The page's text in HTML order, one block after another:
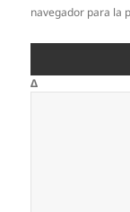
navegador para la
Δ